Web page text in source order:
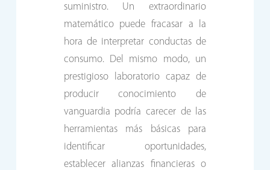
suministro. Un extraordinario
matemático puede fracasar a la
hora de interpretar conductas de
consumo. Del mismo modo, un
prestigioso laboratorio capaz de
producir conocimiento de
vanguardia podría carecer de las
herramientas más básicas para
identificar oportunidades,
establecer alianzas financieras o